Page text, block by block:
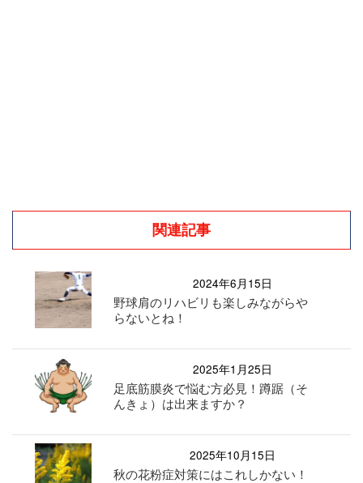
関連記事
2024年6月15日
野球肩のリハビリも楽しみながらや
らないとね！
2025年1月25日
足底筋膜炎で悩む方必見！蹲踞（そ
んきょ）は出来ますか？
2025年10月15日
秋の花粉症対策にはこれしかない！